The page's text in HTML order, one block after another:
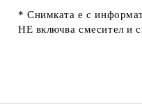
* Снимката е с
НЕ включва смесител и